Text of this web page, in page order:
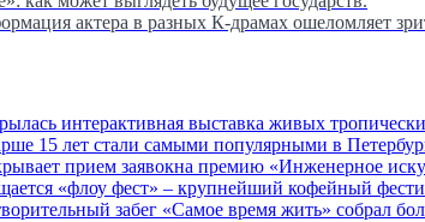
актера в разных К-драмах ошеломляет
интерактивная выставка живых
15 лет стали самыми популярными в
прием заявокна премию «Инженерное
«флоу фест» – крупнейший кофейный
забег «Самое время жить» собрал